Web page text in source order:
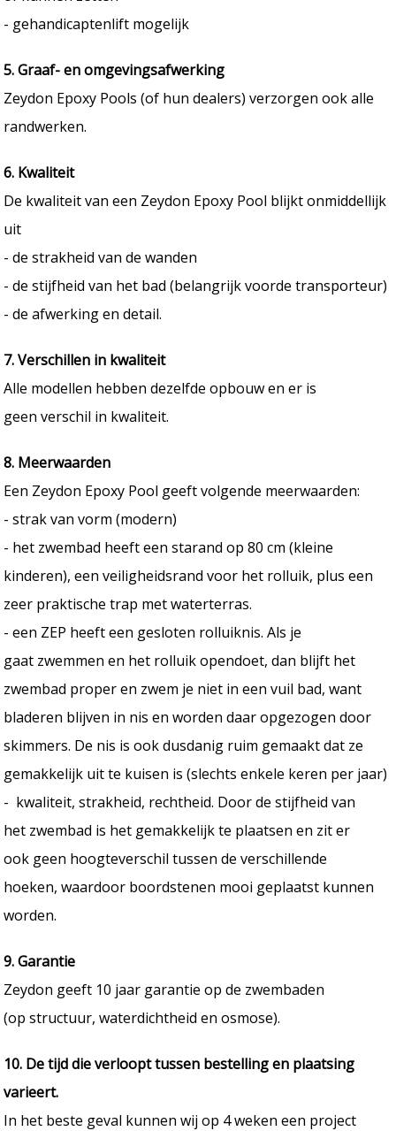
- gehandicaptenlift mogelijk
5. Graaf- en omgevingsafwerking
Zeydon Epoxy Pools (of hun dealers) verzorgen ook alle
randwerken.
6. Kwaliteit
De kwaliteit van een Zeydon Epoxy Pool blijkt onmiddellijk
uit
- de strakheid van de wanden
- de stijfheid van het bad (belangrijk voorde transporteur)
- de afwerking en detail.
7. Verschillen in kwaliteit
Alle modellen hebben dezelfde opbouw en er is
geen verschil in kwaliteit.
8. Meerwaarden
Een Zeydon Epoxy Pool geeft volgende meerwaarden:
- strak van vorm (modern)
- het zwembad heeft een starand op 80 cm (kleine
kinderen), een veiligheidsrand voor het rolluik, plus een
zeer praktische trap met waterterras.
- een ZEP heeft een gesloten rolluiknis. Als je
gaat zwemmen en het rolluik opendoet, dan blijft het
zwembad proper en zwem je niet in een vuil bad, want
bladeren blijven in nis en worden daar opgezogen door
skimmers. De nis is ook dusdanig ruim gemaakt dat ze
gemakkelijk uit te kuisen is (slechts enkele keren per jaar)
- kwaliteit, strakheid, rechtheid. Door de stijfheid van
het zwembad is het gemakkelijk te plaatsen en zit er
ook geen hoogteverschil tussen de verschillende
hoeken, waardoor boordstenen mooi geplaatst kunnen
worden.
9. Garantie
Zeydon geeft 10 jaar garantie op de zwembaden
(op structuur, waterdichtheid en osmose).
10. De tijd die verloopt tussen bestelling en plaatsing
varieert.
In het beste geval kunnen wij op 4 weken een project